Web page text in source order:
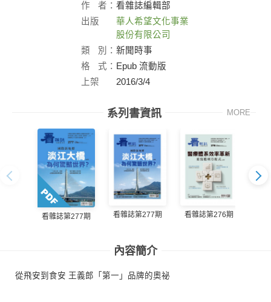
作 者： 看雜誌編輯部
出版
華人希望文化事業
股份有限公司
類
別： 新聞時事
格
式： Epub 流動版
上架
2016/3/4
系列書資訊 MORE
看雜誌第277期 看雜誌第277期 看雜誌第276期
內容簡介
從飛安到食安 王義郎「第一」品牌的奧祕